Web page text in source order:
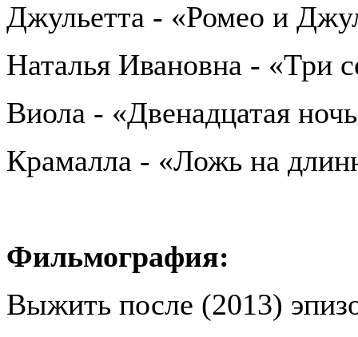
Джульетта - «Ромео и
Наталья Ивановна - «Три
Виола - «Двенадцатая
Крамалла - «Ложь на
Фильмография:
Выжить после (2013)